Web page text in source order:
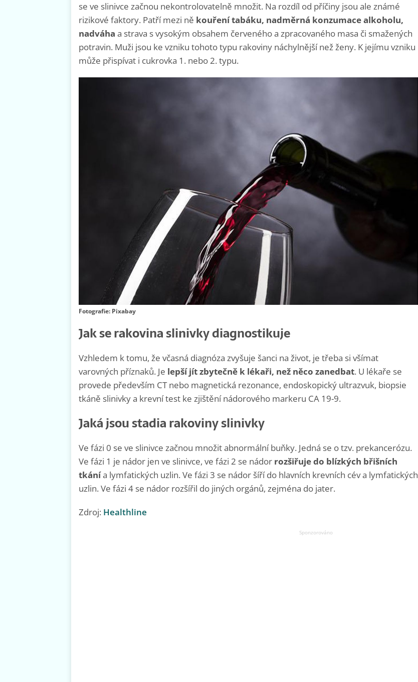
se ve slinivce začnou nekontrolovatelně množit. Na rozdíl od příčiny jsou ale známé
rizikové faktory. Patří mezi ně kouření tabáku, nadměrná konzumace alkoholu,
nadváha a strava s vysokým obsahem červeného a zpracovaného masa či smažených
potravin. Muži jsou ke vzniku tohoto typu rakoviny náchylnější než ženy. K jejímu vzniku
může přispívat i cukrovka 1. nebo 2. typu.
Fotografie: Pixabay
Jak se rakovina slinivky diagnostikuje
Vzhledem k tomu, že včasná diagnóza zvyšuje šanci na život, je třeba si všímat
varovných příznaků. Je lepší jít zbytečně k lékaři, než něco zanedbat. U lékaře se
provede především CT nebo magnetická rezonance, endoskopický ultrazvuk, biopsie
tkáně slinivky a krevní test ke zjištění nádorového markeru CA 19-9.
Jaká jsou stadia rakoviny slinivky
Ve fázi 0 se ve slinivce začnou množit abnormální buňky. Jedná se o tzv. prekancerózu.
Ve fázi 1 je nádor jen ve slinivce, ve fázi 2 se nádor rozšiřuje do blízkých břišních
tkánía lymfatických uzlin. Ve fázi 3 se nádor šíří do hlavních krevních cév a lymfatických
uzlin. Ve fázi 4 se nádor rozšířil do jiných orgánů, zejména do jater.
Zdroj: Healthline